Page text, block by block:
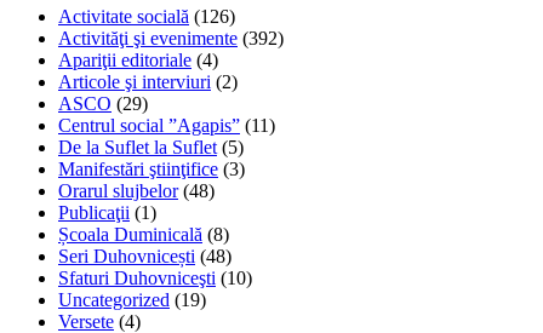
Activitate socială (126)
Activităţi şi evenimente (392)
Apariţii editoriale (4)
Articole şi interviuri (2)
ASCO (29)
Centrul social ”Agapis” (11)
De la Suflet la Suflet (5)
Manifestări ştiinţifice (3)
Orarul slujbelor(48)
Publicaţii (1)
Școala Duminicală (8)
Seri Duhovnicești (48)
Sfaturi Duhovniceşti (10)
Uncategorized (19)
Versete (4)